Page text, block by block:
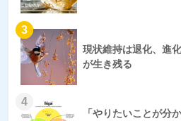
3
現状維持は退化、進
が生き残る
4
「やりたいことが分